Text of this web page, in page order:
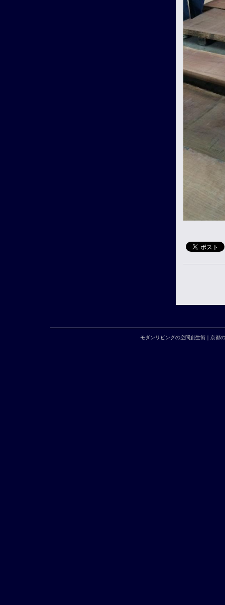
モダンリビングの空間創生術｜京都